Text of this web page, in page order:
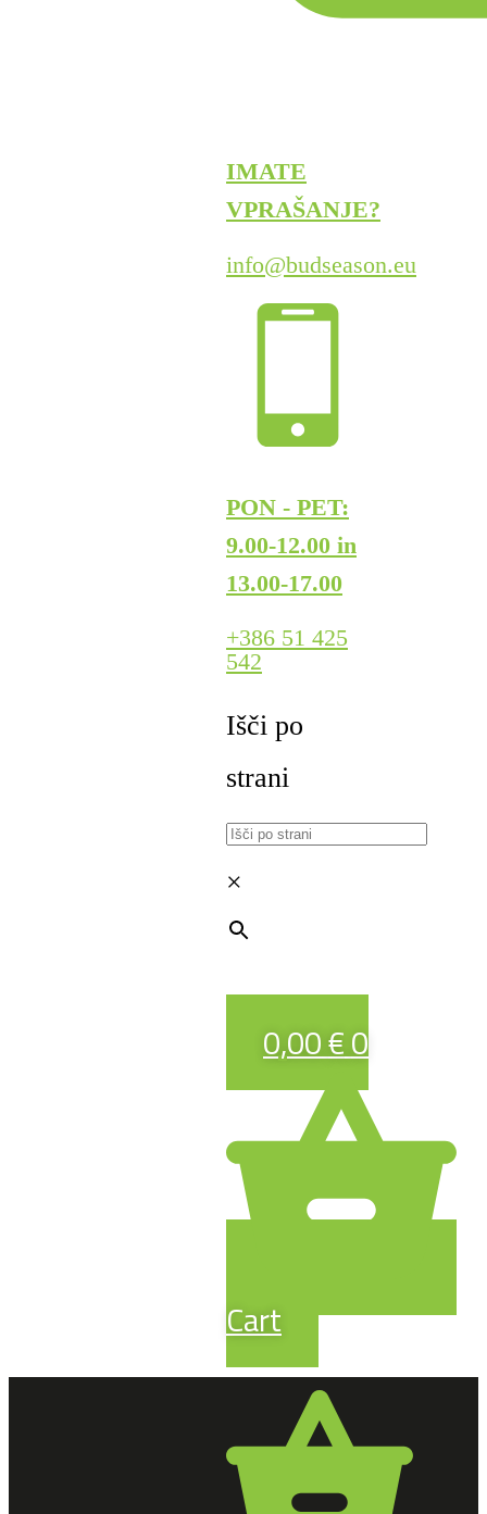
IMATE
VPRAŠANJE?
info@budseason.eu
PON - PET:
9.00-12.00 in
13.00-17.00
+386 51 425
542
Išči po
strani
×
0,00€0
Cart